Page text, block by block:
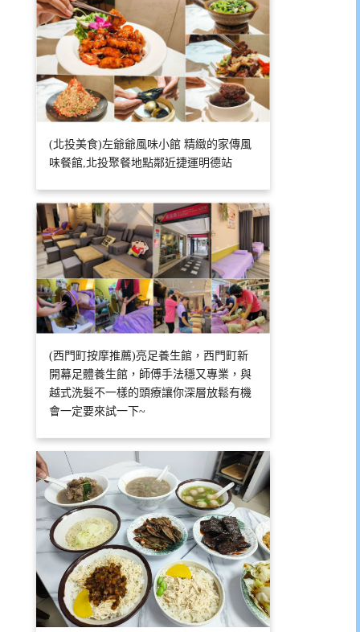
(北投美食)左爺爺風味小館 精緻的家傳風
味餐館,北投聚餐地點鄰近捷運明德站
(西門町按摩推薦)亮足養生館，西門町新
開幕足體養生館，師傅手法穩又專業，與
越式洗髮不一樣的頭療讓你深層放鬆有機
會一定要來試一下~